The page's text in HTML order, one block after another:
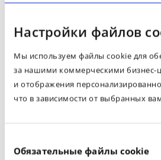
Настройки файлов
Мы используем файлы cookie для
за нашими коммерческими бизнес-
и отображения
что в зависимости от выбранных
согласия
Обязательные файлы cookie